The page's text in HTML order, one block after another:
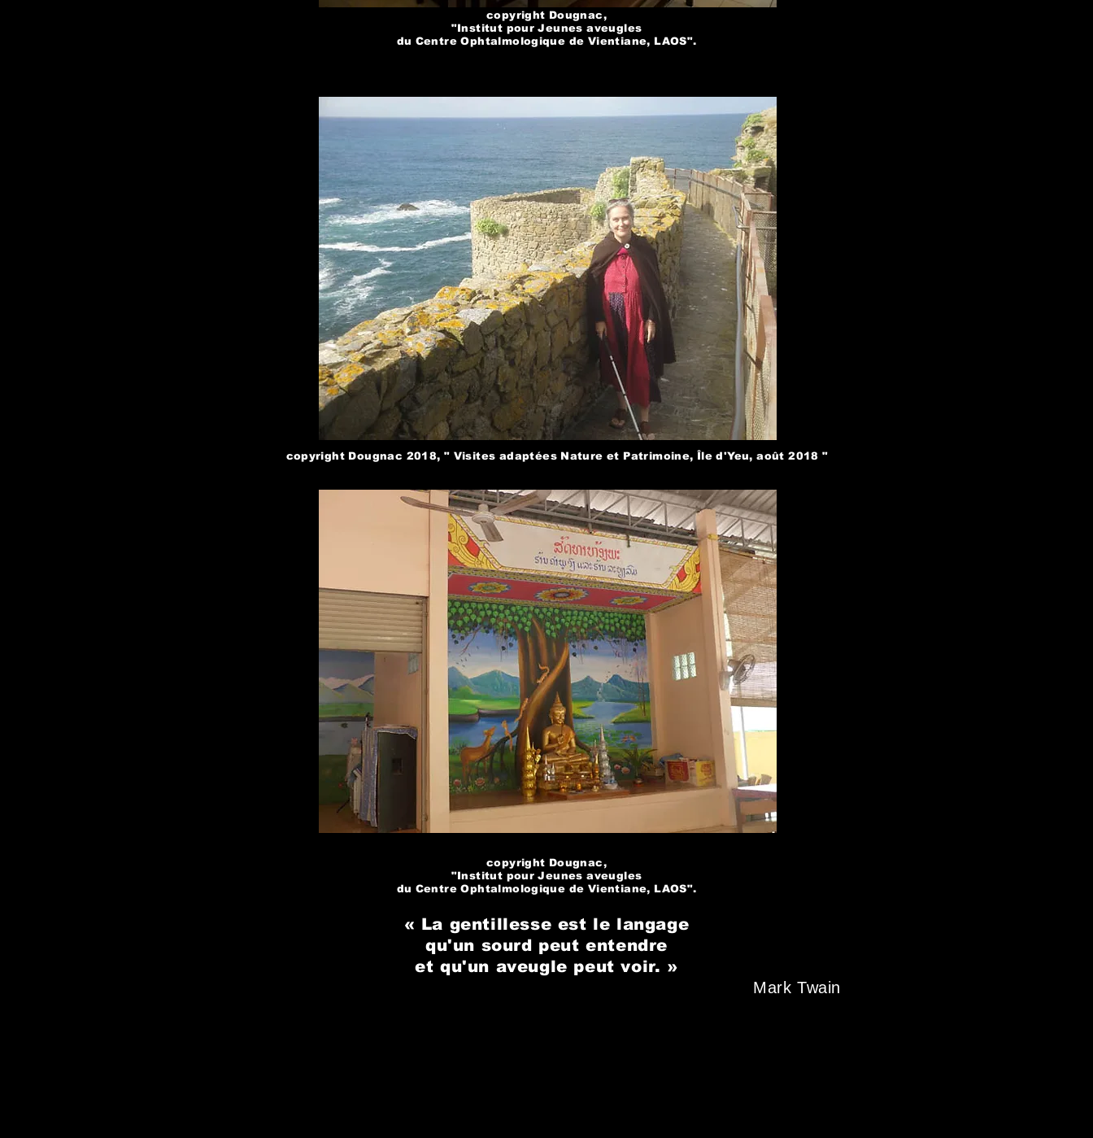
copyright Dougnac,
"Institut pour Jeunes aveugles
du Centre Ophtalmologique de Vientiane, LAOS".
copyright Dougnac 2018, " Visites adaptées Nature et Patrimoine, Île d'Yeu, août 2018 "
copyright Dougnac,
"Institut pour Jeunes aveugles
du Centre Ophtalmologique de Vientiane, LAOS".
« La gentillesse est le langage
qu'un sourd peut entendre
et qu'un aveugle peut voir. »
Mark Twain